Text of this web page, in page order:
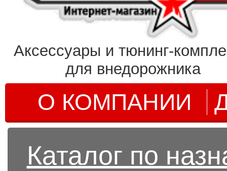
Аксессуары и тюнинг-
для внедорожника
О КОМПАНИИ
Каталог по